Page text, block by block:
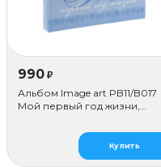
990 ₽
Альбом Image art PB11/B017
Мой первый год жизни,
Купить